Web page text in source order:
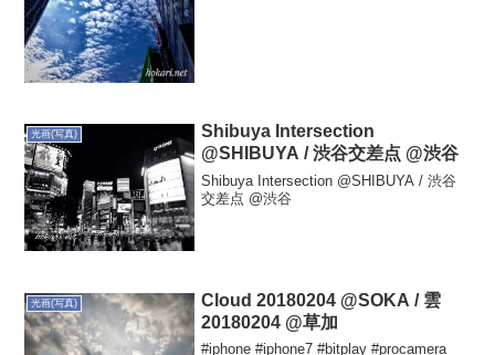
光画(写真)
Shibuya Intersection
@SHIBUYA / 渋谷交差点 @渋谷
Shibuya Intersection @SHIBUYA / 渋谷
交差点 @渋谷
光画(写真)
Cloud 20180204 @SOKA / 雲
20180204 @草加
#iphone #iphone7 #bitplay #procamera